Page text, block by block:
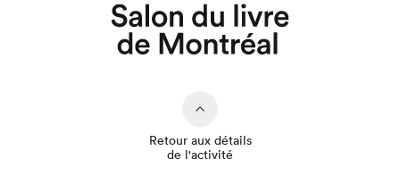
Que cherchez-vous?
Retour aux détails
de l'activité